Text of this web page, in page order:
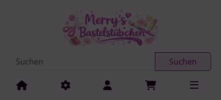
Springe zur Navigation
Suchen